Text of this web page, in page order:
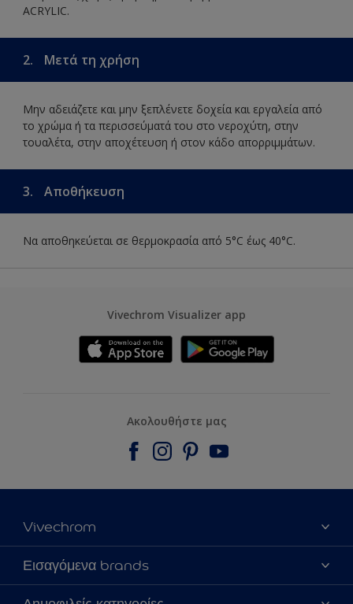
ACRYLIC.
2. Μετά τη χρήση
Μην αδειάζετε και μην ξεπλένετε δοχεία και εργαλεία από
το χρώμα ή τα περισσεύματά του στο νεροχύτη, στην
τουαλέτα, στην αποχέτευση ή στον κάδο απορριμμάτων.
3. Αποθήκευση
Να αποθηκεύεται σε θερμοκρασία από 5°C έως 40°C.
Vivechrom Visualizer app
Ακολουθήστε μας
Vivechrom
Εύρεση Καταστήματος
Επικοινωνία
Εισαγόμενα brands
Dulux Trade